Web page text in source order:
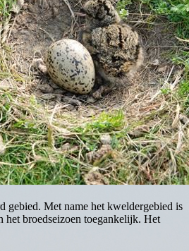
gebied. Met name het kweldergebied is
het broedseizoen toegankelijk. Het